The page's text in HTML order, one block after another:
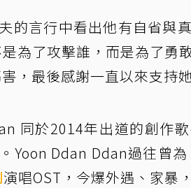
的言行中看出他有自省與
為了攻擊誰，而是為了勇
，最後感謝一直以來支持
同於2014年出道的創作
Yoon Ddan Ddan過往曾
演唱OST，今爆外遇、家暴